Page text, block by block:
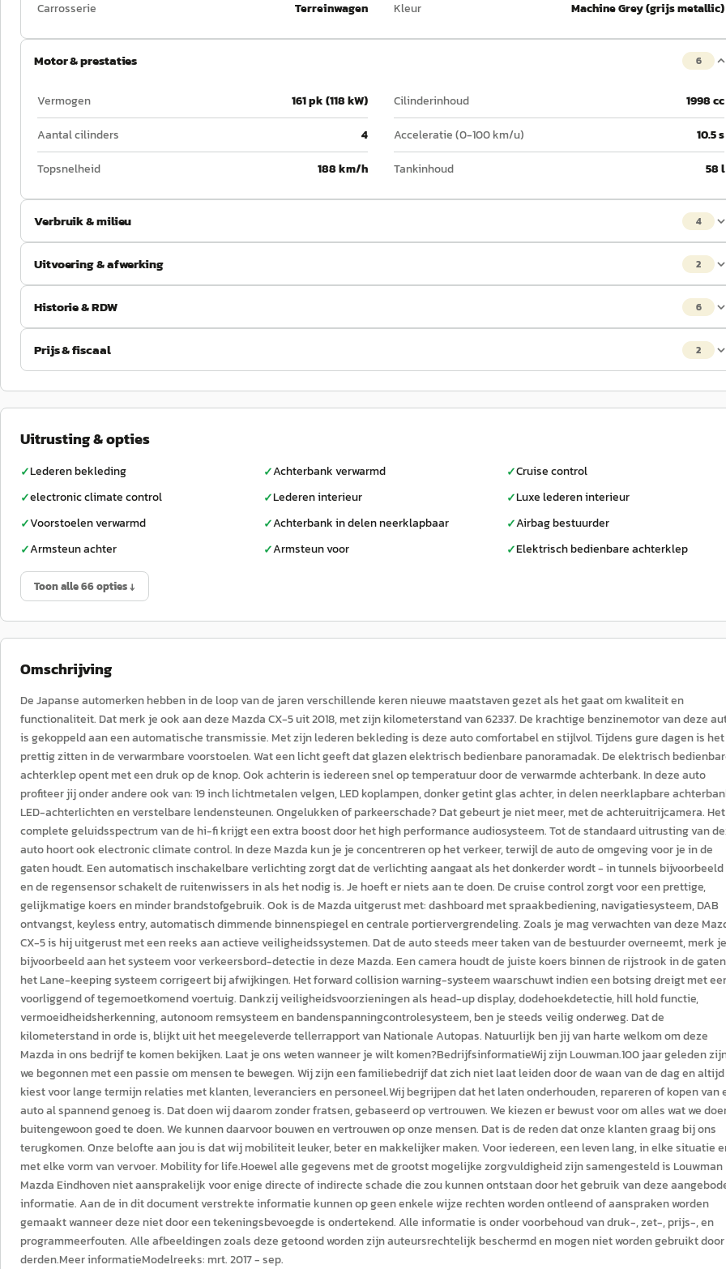
Carrosserie
Terreinwagen Kleur Machine Grey (grijs metallic)
Motor & prestaties 6
Vermogen 161 pk (118 kW) Cilinderinhoud
1998 cc
Aantal cilinders
4 Acceleratie (0-100 km/u)
10.5 s
Topsnelheid
188 km/h Tankinhoud 58 l
Verbruik & milieu 4
Uitvoering & afwerking 2
Historie & RDW 6
Prijs & fiscaal 2
Uitrusting & opties
✓Lederen bekleding ✓Achterbank verwarmd ✓Cruise control
✓electronic climate control ✓Lederen interieur ✓Luxe lederen interieur
✓Voorstoelen verwarmd ✓Achterbank in delen neerklapbaar ✓Airbag bestuurder
✓Armsteun achter ✓Armsteun voor ✓Elektrisch bedienbare achterklep
Toon alle 66 opties ↓
Omschrijving
De Japanse automerken hebben in de loop van de jaren verschillende keren nieuwe maatstaven gezet als het gaat om kwaliteit en
functionaliteit. Dat merk je ook aan deze Mazda CX-5 uit 2018, met zijn kilometerstand van 62337. De krachtige benzinemotor van deze
is gekoppeld aan een automatische transmissie. Met zijn lederen bekleding is deze auto comfortabel en stijlvol. Tijdens gure dagen is het
prettig zitten in de verwarmbare voorstoelen. Wat een licht geeft dat glazen elektrisch bedienbare panoramadak. De elektrisch
achterklep opent met een druk op de knop. Ook achterin is iedereen snel op temperatuur door de verwarmde achterbank. In deze auto
profiteer jij onder andere ook van: 19 inch lichtmetalen velgen, LED koplampen, donker getint glas achter, in delen neerklapbare
LED-achterlichten en verstelbare lendensteunen. Ongelukken of parkeerschade? Dat gebeurt je niet meer, met de achteruitrijcamera. Het
complete geluidsspectrum van de hi-fi krijgt een extra boost door het high performance audiosysteem. Tot de standaard uitrusting van
auto hoort ook electronic climate control. In deze Mazda kun je je concentreren op het verkeer, terwijl de auto de omgeving voor je in de
gaten houdt. Een automatisch inschakelbare verlichting zorgt dat de verlichting aangaat als het donkerder wordt - in tunnels
en de regensensor schakelt de ruitenwissers in als het nodig is. Je hoeft er niets aan te doen. De cruise control zorgt voor een prettige,
gelijkmatige koers en minder brandstofgebruik. Ook is de Mazda uitgerust met: dashboard met spraakbediening, navigatiesysteem, DAB
ontvangst, keyless entry, automatisch dimmende binnenspiegel en centrale portiervergrendeling. Zoals je mag verwachten van deze
CX-5 is hij uitgerust met een reeks aan actieve veiligheidssystemen. Dat de auto steeds meer taken van de bestuurder overneemt, merk je
bijvoorbeeld aan het systeem voor verkeersbord-detectie in deze Mazda. Een camera houdt de juiste koers binnen de rijstrook in de
het Lane-keeping systeem corrigeert bij afwijkingen. Het forward collision warning-systeem waarschuwt indien een botsing dreigt met
voorliggend of tegemoetkomend voertuig. Dankzij veiligheidsvoorzieningen als head-up display, dodehoekdetectie, hill hold functie,
vermoeidheidsherkenning, autonoom remsysteem en bandenspanningcontrolesysteem, ben je steeds veilig onderweg. Dat de
kilometerstand in orde is, blijkt uit het meegeleverde tellerrapport van Nationale Autopas. Natuurlijk ben jij van harte welkom om deze
Mazda in ons bedrijf te komen bekijken. Laat je ons weten wanneer je wilt komen?BedrijfsinformatieWij zijn Louwman.100 jaar geleden
we begonnen met een passie om mensen te bewegen. Wij zijn een familiebedrijf dat zich niet laat leiden door de waan van de dag en altijd
kiest voor lange termijn relaties met klanten, leveranciers en personeel.Wij begrijpen dat het laten onderhouden, repareren of kopen van
auto al spannend genoeg is. Dat doen wij daarom zonder fratsen, gebaseerd op vertrouwen. We kiezen er bewust voor om alles wat we
buitengewoon goed te doen. We kunnen daarvoor bouwen en vertrouwen op onze mensen. Dat is de reden dat onze klanten graag bij ons
terugkomen. Onze belofte aan jou is dat wij mobiliteit leuker, beter en makkelijker maken. Voor iedereen, een leven lang, in elke situatie
met elke vorm van vervoer. Mobility for life.Hoewel alle gegevens met de grootst mogelijke zorgvuldigheid zijn samengesteld is Louwman
Mazda Eindhoven niet aansprakelijk voor enige directe of indirecte schade die zou kunnen ontstaan door het gebruik van deze
informatie. Aan de in dit document verstrekte informatie kunnen op geen enkele wijze rechten worden ontleend of aanspraken worden
gemaakt wanneer deze niet door een tekeningsbevoegde is ondertekend. Alle informatie is onder voorbehoud van druk-, zet-, prijs-, en
programmeerfouten. Alle afbeeldingen zoals deze getoond worden zijn auteursrechtelijk beschermd en mogen niet worden gebruikt door
derden.Meer informatieModelreeks: mrt. 2017 - sep.